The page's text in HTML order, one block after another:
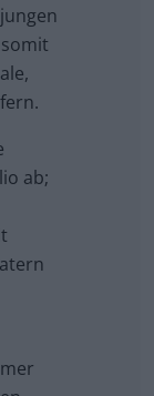
ab;